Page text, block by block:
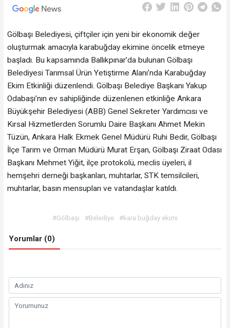
Gölbaşı Belediyesi, çiftçiler için yeni bir ekonomik değer
oluşturmak amacıyla karabuğday ekimine öncelik etmeye
başladı. Bu kapsamında Ballıkpınar’da bulunan Gölbaşı
Belediyesi Tarımsal Ürün Yetiştirme Alanı’nda Karabuğday
Ekim Etkinliği düzenlendi. Gölbaşı Belediye Başkanı Yakup
Odabaşı’nın ev sahipliğinde düzenlenen etkinliğe Ankara
Büyükşehir Belediyesi (ABB) Genel Sekreter Yardımcısı ve
Kırsal Hizmetlerden Sorumlu Daire Başkanı Ahmet Mekin
Tüzün, Ankara Halk Ekmek Genel Müdürü Ruhi Bedir, Gölbaşı
İlçe Tarım ve Orman Müdürü Murat Erşan, Gölbaşı Ziraat Odası
Başkanı Mehmet Yiğit, ilçe protokolü, meclis üyeleri, il
hemşehri derneği başkanları, muhtarlar, STK temsilcileri,
muhtarlar, basın mensupları ve vatandaşlar katıldı.
#Gölbaşı #Belediye #kara buğday ekimi
Yorumlar (0)